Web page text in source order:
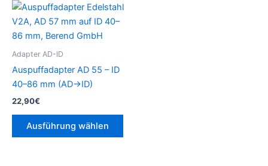
Adapter AD-ID
Auspuffadapter AD 55 – ID
40–86 mm (AD→ID)
22,90€
Ausführung wählen
Dieses
auf